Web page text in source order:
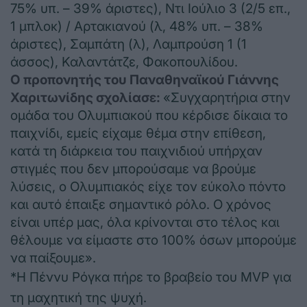
75% υπ. – 39% άριστες), Ντι Ιούλιο 3 (2/5 επ.,
1 μπλοκ) / Αρτακιανού (λ, 48% υπ. – 38%
άριστες), Σαμπάτη (λ), Λαμπρούση 1 (1
άσσος), Καλαντάτζε, Φακοπουλίδου.
Ο προπονητής του Παναθηναϊκού Γιάννης
Χαριτωνίδης σχολίασε: «Συγχαρητήρια στην
ομάδα του Ολυμπιακού που κέρδισε δίκαια το
παιχνίδι, εμείς είχαμε θέμα στην επίθεση,
κατά τη διάρκεια του παιχνιδιού υπήρχαν
στιγμές που δεν μπορούσαμε να βρούμε
λύσεις, ο Ολυμπιακός είχε τον εύκολο πόντο
και αυτό έπαιξε σημαντικό ρόλο. Ο χρόνος
είναι υπέρ μας, όλα κρίνονται στο τέλος και
θέλουμε να είμαστε στο 100% όσων μπορούμε
να παίξουμε».
*Η Πέννυ Ρόγκα πήρε το βραβείο του MVP για
τη μαχητική της ψυχή.